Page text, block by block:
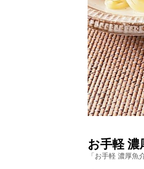
お手軽 濃
「お手軽 濃厚魚